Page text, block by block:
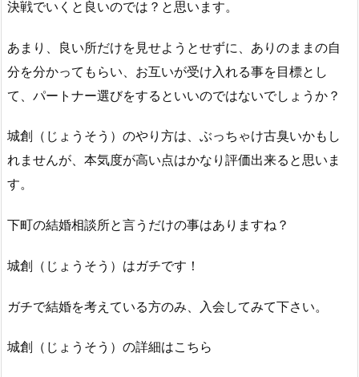
決戦でいくと良いのでは？と思います。
あまり、良い所だけを見せようとせずに、ありのままの自
分を分かってもらい、お互いが受け入れる事を目標とし
て、パートナー選びをするといいのではないでしょうか？
城創（じょうそう）のやり方は、ぶっちゃけ古臭いかもし
れませんが、本気度が高い点はかなり評価出来ると思いま
す。
下町の結婚相談所と言うだけの事はありますね？
城創（じょうそう）はガチです！
ガチで結婚を考えている方のみ、入会してみて下さい。
城創（じょうそう）の詳細はこちら